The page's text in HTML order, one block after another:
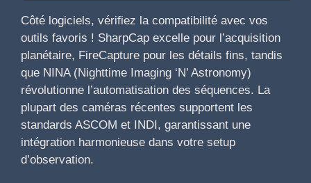
Côté logiciels, vérifiez la compatibilité avec vos
outils favoris ! SharpCap excelle pour l’acquisition
planétaire, FireCapture pour les détails fins, tandis
que NINA (Nighttime Imaging ‘N’ Astronomy)
révolutionne l’automatisation des séquences. La
plupart des caméras récentes supportent les
standards ASCOM et INDI, garantissant une
intégration harmonieuse dans votre setup
d’observation.